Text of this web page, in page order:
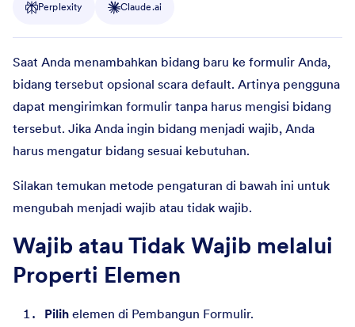
Perplexity Claude.ai
Saat Anda menambahkan bidang baru ke formulir Anda,
bidang tersebut opsional scara default. Artinya pengguna
dapat mengirimkan formulir tanpa harus mengisi bidang
tersebut. Jika Anda ingin bidang menjadi wajib, Anda
harus mengatur bidang sesuai kebutuhan.
Silakan temukan metode pengaturan di bawah ini untuk
mengubah menjadi wajib atau tidak wajib.
Wajib atau Tidak Wajib melalui
Properti Elemen
Pilih elemen di Pembangun Formulir.